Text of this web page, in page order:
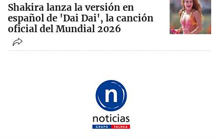
Shakira lanza la versión en
español de 'Dai Dai', la canción
oficial del Mundial 2026